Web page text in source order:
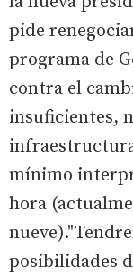
pide
programa de
contra el
insuficientes,
mínimo
hora
posibilidades